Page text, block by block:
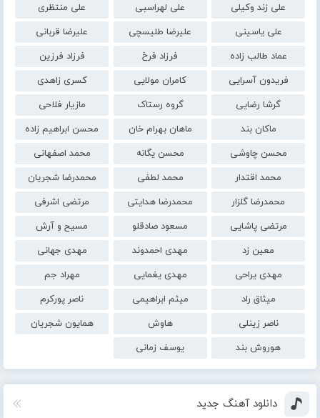
علی زند وکیلی
علی لهراسبی
علی منتظری
علی یاسینی
علیرضا طلیسچی
علیرضا قربانی
عماد طالب زاده
فرزاد فرخ
فرزاد فرزین
فریدون آسرایی
کامران مولایی
کسری زاهدی
گرشا رضایی
گروه رستاک
مازیار فلاحی
ماکان بند
ماهان بهرام خان
محسن ابراهیم زاده
محسن چاوشی
محسن یگانه
محمد اصفهانی
محمد اقتدار
محمد لطفی
محمدرضا شجریان
محمدرضا گلزار
محمدرضا هدایتی
مرتضی اشرفی
مرتضی پاشایی
مسعود صادقلو
مسیح و آرش
معین زد
مهدی احمدوند
مهدی جهانی
مهدی یراحی
مهدی یغمایی
مهراد جم
میثاق راد
میثم ابراهیمی
ناصر پورکرم
ناصر زینلی
هاوش
همایون شجریان
هوروش بند
یوسف زمانی
دانلود آهنگ جدید